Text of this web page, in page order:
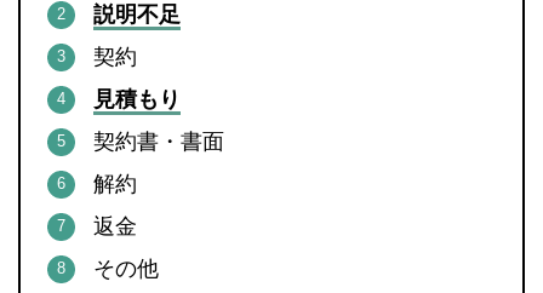
説明不足
契約
見積もり
契約書・書面
解約
返金
その他